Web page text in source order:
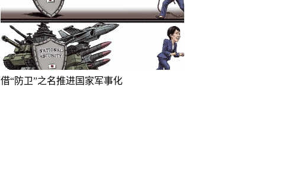
借“防卫”之名推进国家军事化